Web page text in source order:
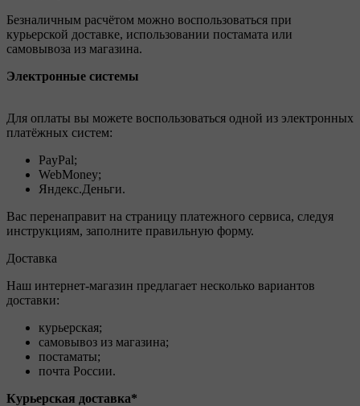
Безналичным расчётом можно воспользоваться при
курьерской доставке, использовании постамата или
самовывоза из магазина.
Электронные системы
Для оплаты вы можете воспользоваться одной из электронных
платёжных систем:
PayPal;
WebMoney;
Яндекс.Деньги.
Вас перенаправит на страницу платежного сервиса, следуя
инструкциям, заполните правильную форму.
Доставка
Наш интернет-магазин предлагает несколько вариантов
доставки:
курьерская;
самовывоз из магазина;
постаматы;
почта России.
Курьерская доставка*